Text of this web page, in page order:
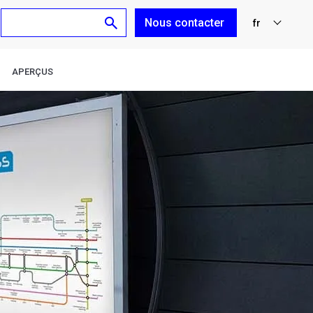
Nous contacter fr
APERÇUS